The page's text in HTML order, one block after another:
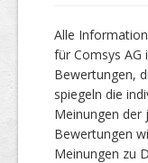
Alle
für Comsys AG
Bewertungen,
spiegeln die
Meinungen der
Bewertungen
Meinungen zu